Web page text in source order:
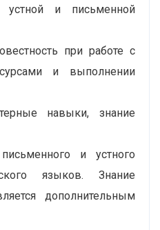
и письменной
при работе с
и выполнении
навыки, знание
и устного
языков. Знание
дополнительным